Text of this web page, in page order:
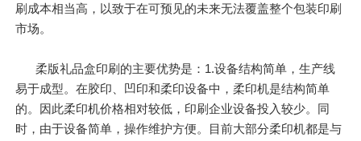
刷成本相当高，以致于在可预见的未来无法覆盖整个包装印刷
市场。
柔版礼品盒印刷的主要优势是：1.设备结构简单，生产线
易于成型。在胶印、凹印和柔印设备中，柔印机是结构简单
的。因此柔印机价格相对较低，印刷企业设备投入较少。同
时，由于设备简单，操作维护方便。目前大部分柔印机都是与